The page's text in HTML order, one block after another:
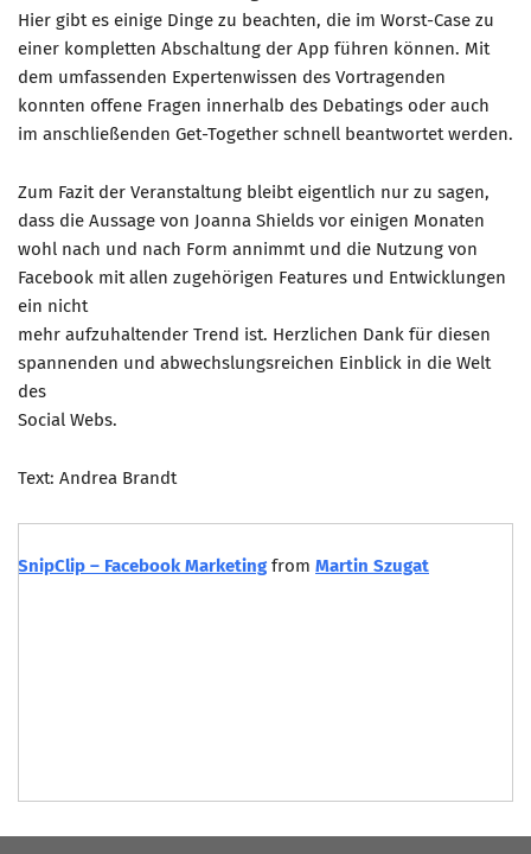
Hier gibt es einige Dinge zu beachten, die im Worst-Case zu
einer kompletten Abschaltung der App führen können. Mit
dem umfassenden Expertenwissen des Vortragenden
konnten offene Fragen innerhalb des Debatings oder auch
im anschließenden Get-Together schnell beantwortet werden.
Zum Fazit der Veranstaltung bleibt eigentlich nur zu sagen,
dass die Aussage von Joanna Shields vor einigen Monaten
wohl nach und nach Form annimmt und die Nutzung von
Facebook mit allen zugehörigen Features und Entwicklungen
ein nicht
mehr aufzuhaltender Trend ist. Herzlichen Dank für diesen
spannenden und abwechslungsreichen Einblick in die Welt
des
Social Webs.
Text: Andrea Brandt
SnipClip – Facebook Marketing from Martin Szugat